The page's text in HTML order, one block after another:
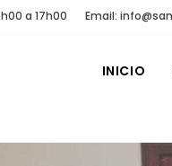
a 17h00 Email:
INICIO